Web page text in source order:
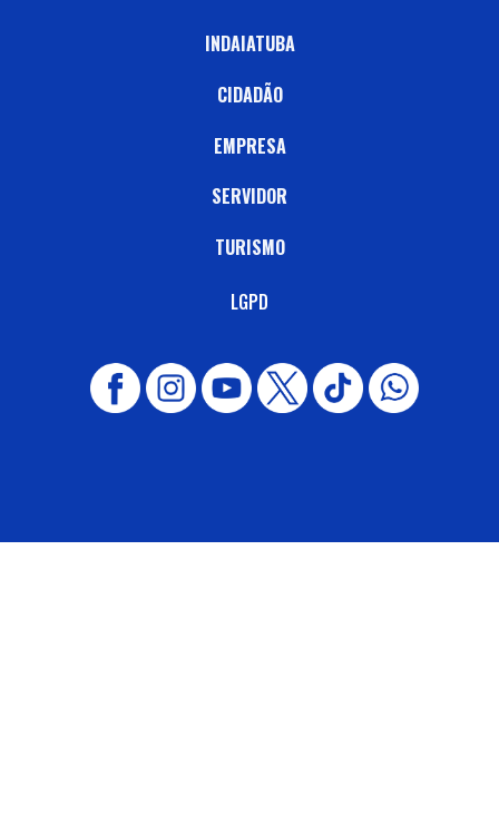
INDAIATUBA
CIDADÃO
EMPRESA
SERVIDOR
TURISMO
LGPD